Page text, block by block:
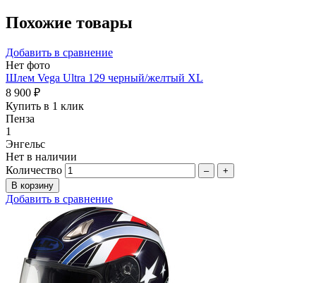
Похожие товары
Добавить в сравнение
Нет фото
Шлем Vega Ultra 129 черный/желтый XL
8 900 ₽
Купить в 1 клик
Пенза
1
Энгельс
Нет в наличии
Количество
– +
Добавить в сравнение